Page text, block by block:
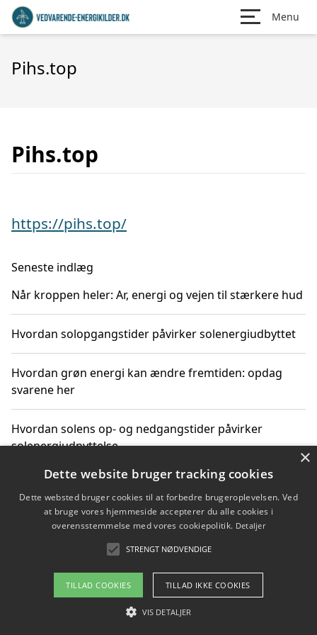
Menu
Pihs.top
Pihs.top
https://pihs.top/
Seneste indlæg
Når kroppen heler: Ar, energi og vejen til stærkere hud
Hvordan solopgangstider påvirker solenergiudbyttet
Hvordan grøn energi kan ændre fremtiden: opdag
svarene her
Hvordan solens op- og nedgangstider påvirker
solenergiudnyttelse
Hvordan du får svar på energispørgsmål om
vedvarende energikilder
Om / kontakt
Blog Betingelser
×
Dette website bruger tracking cookies
Dette websted bruger cookies til at forbedre brugeroplevelsen. Ved
at bruge vores hjemmeside accepterer du alle cookies i
overensstemmelse med vores cookiepolitik. Detaljer
STRENGT NØDVENDIGE
TILLAD COOKIES TILLAD IKKE COOKIES
VIS DETALJER